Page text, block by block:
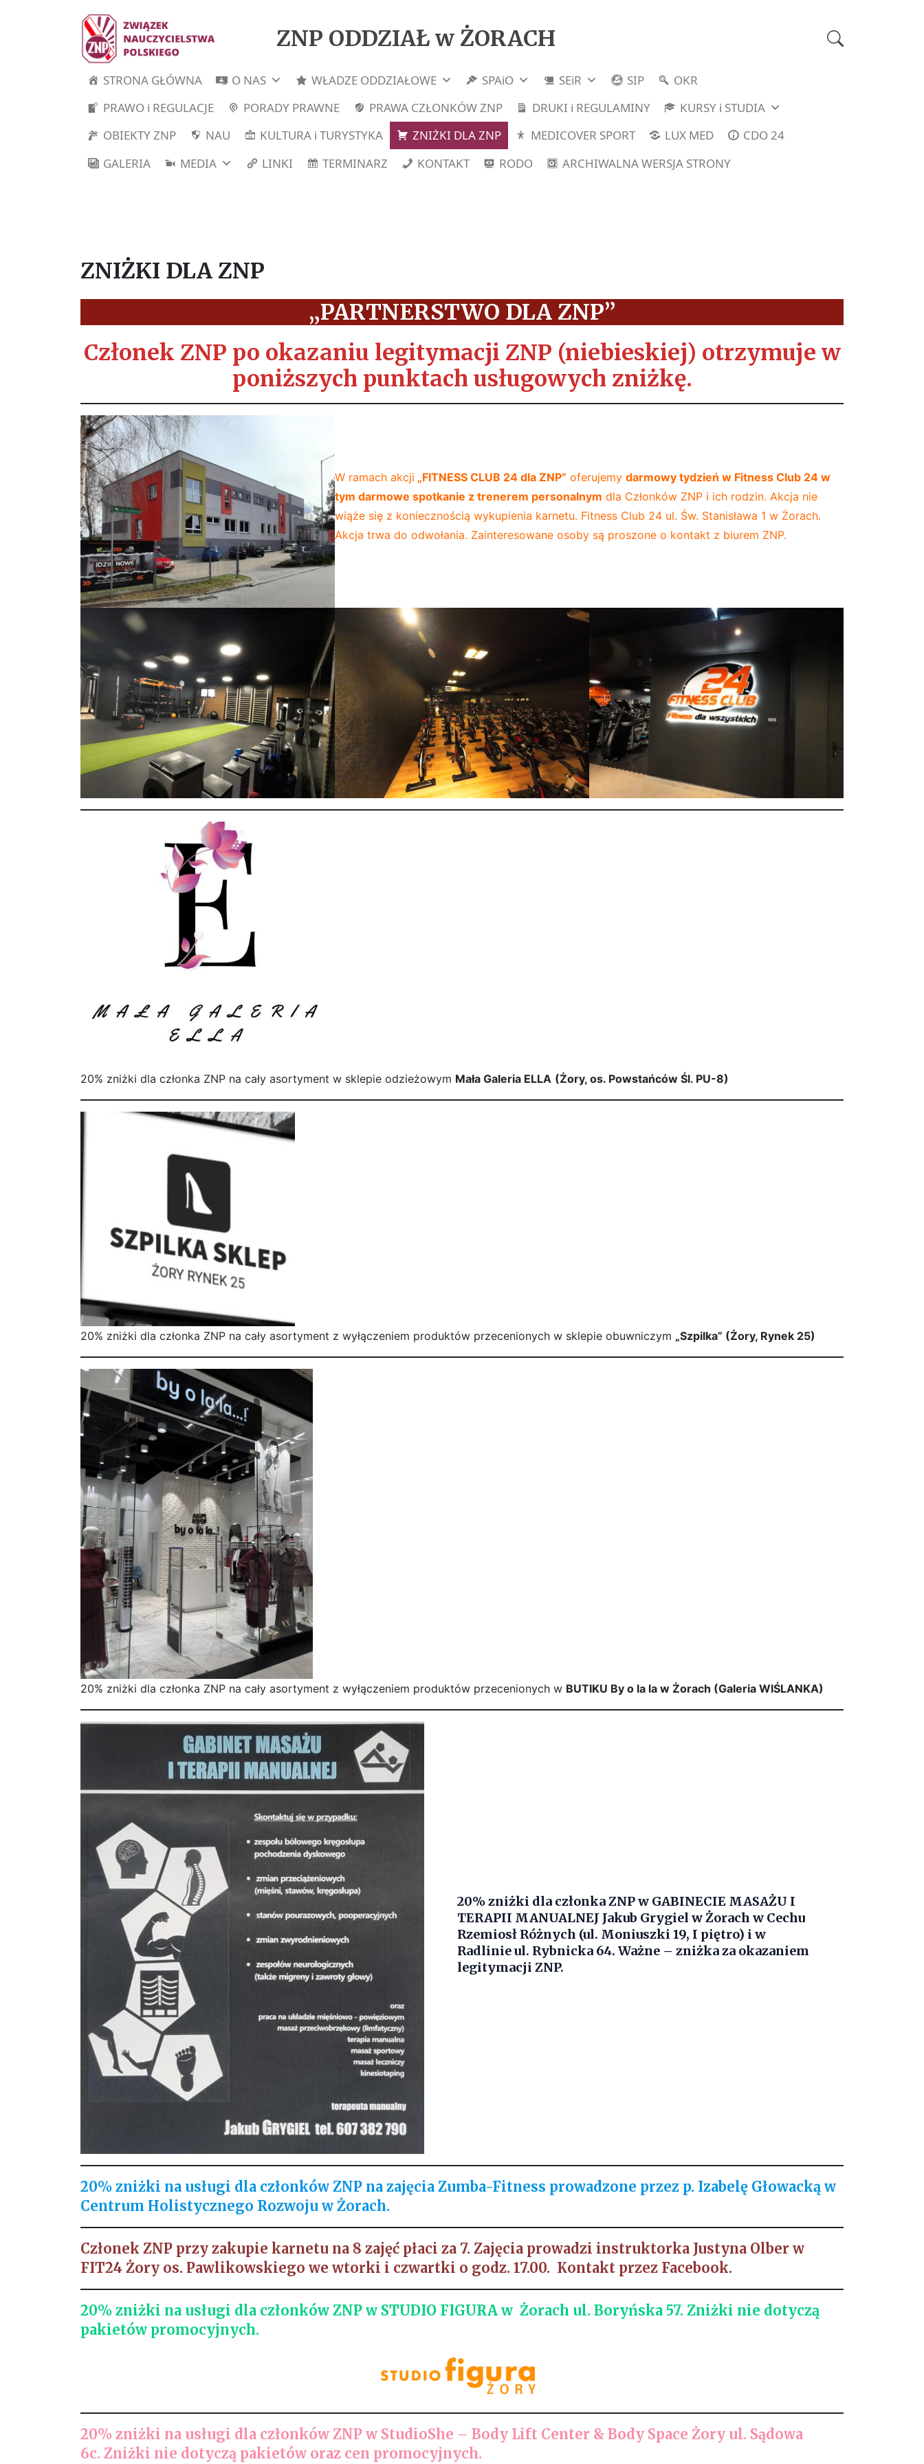
ZNP ODDZIAŁ w ŻORACH
STRONA GŁÓWNA O NAS WŁADZE ODDZIAŁOWE SPAiO SEiR SIP
OKR
PRAWO i REGULACJE
PORADY PRAWNE PRAWA CZŁONKÓW ZNP DRUKI i REGULAMINY
KURSY i STUDIA
OBIEKTY ZNP
NAU KULTURA i TURYSTYKA ZNIŻKI DLA ZNP MEDICOVER SPORT LUX MED
CDO 24
GALERIA
MEDIA LINKI TERMINARZ KONTAKT RODO ARCHIWALNA WERSJA STRONY
ZNIŻKI DLA ZNP
„PARTNERSTWO DLA ZNP”
Członek ZNP po okazaniu legitymacji ZNP (niebieskiej) otrzymuje w
poniższych punktach usługowych zniżkę.
W ramach akcji „FITNESS CLUB 24 dla ZNP” oferujemy darmowy tydzień w Fitness Club 24 w
tym darmowe spotkanie z trenerem personalnym dla Członków ZNP i ich rodzin. Akcja nie
wiąże się z koniecznością wykupienia karnetu. Fitness Club 24 ul. Św. Stanisława 1 w Żorach.
Akcja trwa do odwołania. Zainteresowane osoby są proszone o kontakt z biurem ZNP.
20% zniżki dla członka ZNP na cały asortyment w sklepie odzieżowym Mała Galeria ELLA (Żory, os. Powstańców Śl. PU-8)
20% zniżki dla członka ZNP na cały asortyment z wyłączeniem produktów przecenionych w sklepie obuwniczym „Szpilka” (Żory, Rynek 25)
20% zniżki dla członka ZNP na cały asortyment z wyłączeniem produktów przecenionych w BUTIKU By o la la w Żorach (Galeria WIŚLANKA)
20% zniżki dla członka ZNPw GABINECIE MASAŻU I
TERAPII MANUALNEJ Jakub Grygielw Żorach w Cechu
Rzemiosł Różnych (ul. Moniuszki 19, I piętro) i w
Radlinie ul. Rybnicka 64. Ważne – zniżka za okazaniem
legitymacji ZNP.
20% zniżki na usługi dla członków ZNP na zajęcia Zumba-Fitness prowadzone przez p. Izabelę Głowacką w
Centrum Holistycznego Rozwoju w Żorach.
Członek ZNP przy zakupie karnetu na 8 zajęć płaci za 7. Zajęcia prowadzi instruktorka Justyna Olber w
FIT24 Żory os. Pawlikowskiego we wtorki i czwartki o godz. 17.00. Kontakt przez Facebook.
20% zniżki na usługi dla członków ZNP w STUDIO FIGURA w Żorach ul. Boryńska 57. Zniżki nie dotyczą
pakietów promocyjnych.
20% zniżki na usługi dla członków ZNP w StudioShe – Body Lift Center & Body Space Żory ul. Sądowa
6c. Zniżki nie dotyczą pakietów oraz cen promocyjnych.